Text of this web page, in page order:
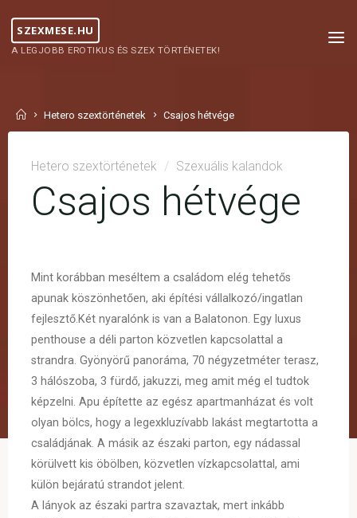
content
SZEXMESE.HU
A LEGJOBB EROTIKUS ÉS SZEX TÖRTÉNETEK!
HomeHetero szextörténetek Csajos hétvége
Hetero szextörténetek / Szexuális kalandok
Csajos hétvége
Mint korábban meséltem a családom elég tehetős
apunak köszönhetően, aki építési vállalkozó/ingatlan
fejlesztő.Két nyaralónk is van a Balatonon. Egy luxus
penthouse a déli parton közvetlen kapcsolattal a
strandra. Gyönyörű panoráma, 70 négyzetméter terasz,
3 hálószoba, 3 fürdő, jakuzzi, meg amit még el tudtok
képzelni. Apu építette az egész apartmanházat és volt
olyan bölcs, hogy a legexkluzívabb lakást megtartotta a
családjának. A másik az északi parton, egy nádassal
körülvett kis öbölben, közvetlen vízkapcsolattal, ami
külön bejáratú strandot jelent.
A lányok az északi partra szavaztak, mert inkább